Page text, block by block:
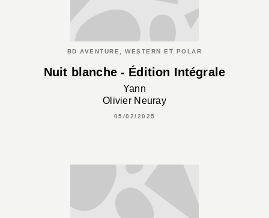
BD AVENTURE, WESTERN ET POLAR
Nuit blanche - Édition Intégrale
Yann
Olivier Neuray
05/02/2025